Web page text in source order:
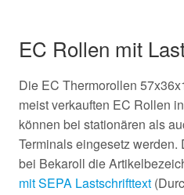
EC Rollen mit
Die EC Thermorollen
meist verkauften EC Rollen
können bei stationären als
Terminals eingesetz
bei Bekaroll die
mit SEPA Lastschrifttext